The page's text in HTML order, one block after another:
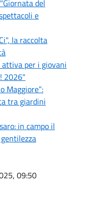
del
e
la raccolta
attiva per i giovani
2026"
Maggiore”:
tra giardini
in campo il
09:50